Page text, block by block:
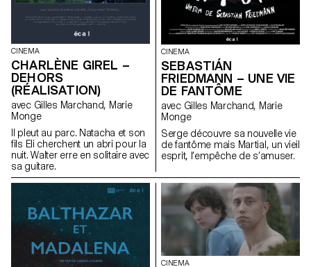
CINEMA
CHARLÈNE GIREL –
DEHORS
(RÉALISATION)
avec Gilles Marchand, Marie
Monge
Il pleut au parc. Natacha et son
fils Eli cherchent un abri pour la
nuit. Walter erre en solitaire avec
sa guitare.
CINEMA
SEBASTIÁN
FRIEDMANN – UNE VIE
DE FANTÔME
avec Gilles Marchand, Marie
Monge
Serge découvre sa nouvelle vie
de fantôme mais Martial, un vieil
esprit, l’empêche de s’amuser.
CINEMA